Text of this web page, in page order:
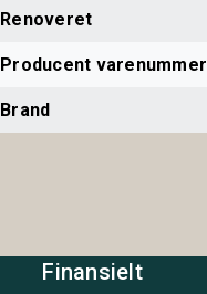
Renoveret
Producent varenummer
Brand
Finansielt